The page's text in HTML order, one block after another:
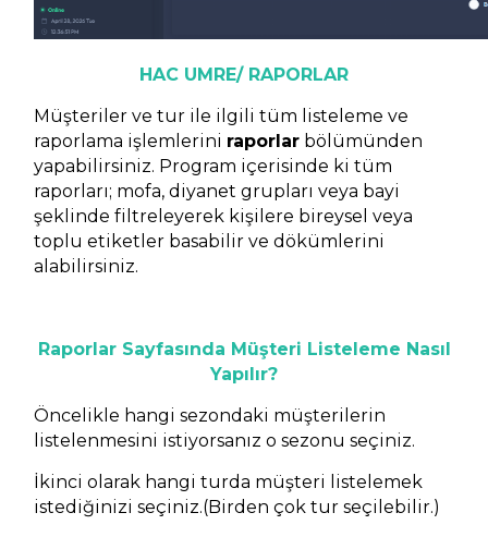
HAC UMRE/ RAPORLAR
Müşteriler ve tur ile ilgili tüm listeleme ve
raporlama işlemlerini raporlar bölümünden
yapabilirsiniz. Program içerisinde ki tüm
raporları; mofa, diyanet grupları veya bayi
şeklinde filtreleyerek kişilere bireysel veya
toplu etiketler basabilir ve dökümlerini
alabilirsiniz.
Raporlar Sayfasında Müşteri Listeleme Nasıl
Yapılır?
Öncelikle hangi sezondaki müşterilerin
listelenmesini istiyorsanız o sezonu seçiniz.
İkinci olarak hangi turda müşteri listelemek
istediğinizi seçiniz.(Birden çok tur seçilebilir.)